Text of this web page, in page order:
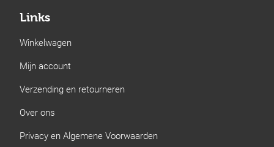
Links
Winkelwagen
Mijn account
Verzending en retourneren
Over ons
Privacy en Algemene Voorwaarden